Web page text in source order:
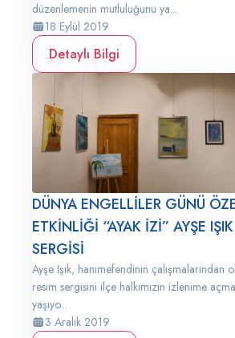
düzenlemenin mutluluğunu ya...
18 Eylül 2019
Detaylı Bilgi
DÜNYA ENGELLİLER GÜNÜ
ETKİNLİĞİ “AYAK İZİ” AYŞE
SERGİSİ
Ayşe Işık, hanımefendinin çalışmalarından
resim sergisini ilçe halkımızın izlenime
yaşıyo...
3 Aralık 2019